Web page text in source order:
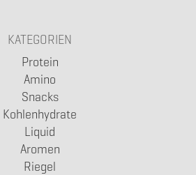
KATEGORIEN
Protein
Amino
Snacks
Kohlenhydrate
Liquid
Aromen
Riegel